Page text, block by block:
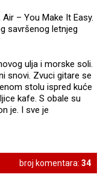
– You Make It Easy.
savršenog letnjeg
ulja i morske soli.
snovi. Zvuci gitare se
stolu ispred kuće
kafe. S obale su
je. I sve je
broj komentara: 34